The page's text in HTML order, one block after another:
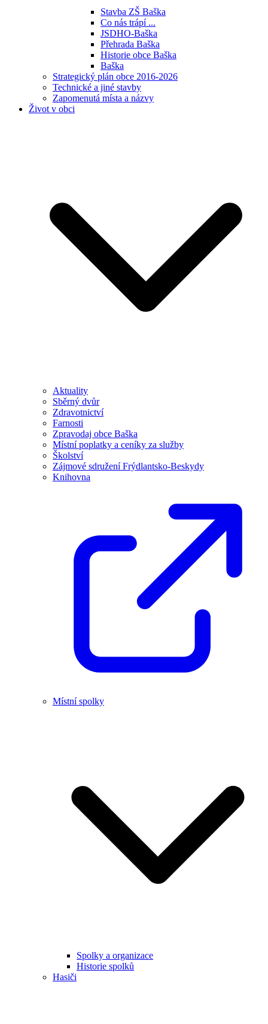
Stavba ZŠ Baška
Co nás trápí ...
JSDHO-Baška
Přehrada Baška
Historie obce Baška
Baška
Strategický plán obce 2016-2026
Technické a jiné stavby
Zapomenutá místa a názvy
Život v obci
Aktuality
Sběrný dvůr
Zdravotnictví
Farnosti
Zpravodaj obce Baška
Místní poplatky a ceníky za služby
Školství
Zájmové sdružení Frýdlantsko-Beskydy
Knihovna
Místní spolky
Spolky a organizace
Historie spolků
Hasiči